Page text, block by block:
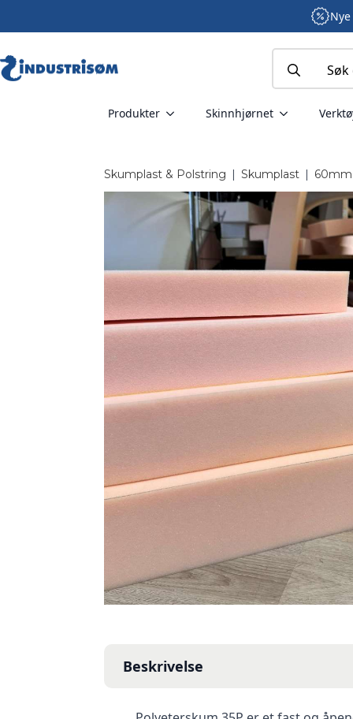
for:
Produkter Skinnhjørnet
Skumplast & Polstring | Skumplast | 60mm
Beskrivelse